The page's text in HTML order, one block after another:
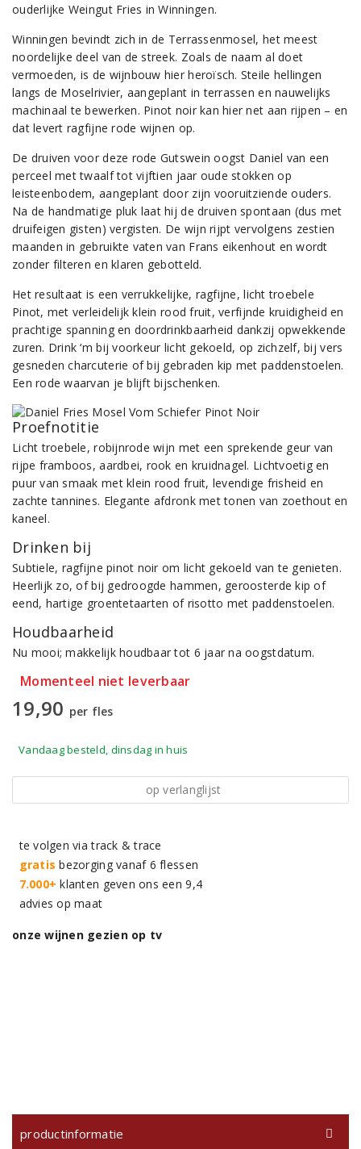
ouderlijke Weingut Fries in Winningen.
Winningen bevindt zich in de Terrassenmosel, het meest
noordelijke deel van de streek. Zoals de naam al doet
vermoeden, is de wijnbouw hier heroïsch. Steile hellingen
langs de Moselrivier, aangeplant in terrassen en nauwelijks
machinaal te bewerken. Pinot noir kan hier net aan rijpen – en
dat levert ragfijne rode wijnen op.
De druiven voor deze rode Gutswein oogst Daniel van een
perceel met twaalf tot vijftien jaar oude stokken op
leisteenbodem, aangeplant door zijn vooruitziende ouders.
Na de handmatige pluk laat hij de druiven spontaan (dus met
druifeigen gisten) vergisten. De wijn rijpt vervolgens zestien
maanden in gebruikte vaten van Frans eikenhout en wordt
zonder filteren en klaren gebotteld.
Het resultaat is een verrukkelijke, ragfijne, licht troebele
Pinot, met verleidelijk klein rood fruit, verfijnde kruidigheid en
prachtige spanning en doordrinkbaarheid dankzij opwekkende
zuren. Drink ‘m bij voorkeur licht gekoeld, op zichzelf, bij vers
gesneden charcuterie of bij gebraden kip met paddenstoelen.
Een rode waarvan je blijft bijschenken.
Proefnotitie
Licht troebele, robijnrode wijn met een sprekende geur van
rijpe framboos, aardbei, rook en kruidnagel. Lichtvoetig en
puur van smaak met klein rood fruit, levendige frisheid en
zachte tannines. Elegante afdronk met tonen van zoethout en
kaneel.
Drinken bij
Subtiele, ragfijne pinot noir om licht gekoeld van te genieten.
Heerlijk zo, of bij gedroogde hammen, geroosterde kip of
eend, hartige groentetaarten of risotto met paddenstoelen.
Houdbaarheid
Nu mooi; makkelijk houdbaar tot 6 jaar na oogstdatum.
Momenteel niet leverbaar
19,90 per fles
Vandaag besteld, dinsdag in huis
op verlanglijst
te volgen via track & trace
gratis bezorging vanaf 6 flessen
7.000+ klanten geven ons een 9,4
advies op maat
onze wijnen gezien op tv
productinformatie